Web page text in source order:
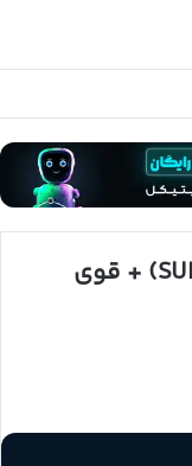
است؟
معرفی بهترین ارزهای سویی (SUI) + قوی